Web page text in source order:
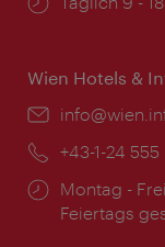
Wien Hotels &
Email:
Telefon:
+43-1-24 555
Montag -
Feiertags